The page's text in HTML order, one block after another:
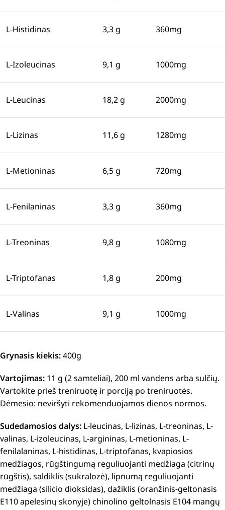
L-Histidinas 3,3 g 360mg
L-Izoleucinas 9,1 g 1000mg
L-Leucinas 18,2 g 2000mg
L-Lizinas 11,6 g 1280mg
L-Metioninas 6,5 g 720mg
L-Fenilaninas 3,3 g 360mg
L-Treoninas 9,8 g 1080mg
L-Triptofanas 1,8 g 200mg
L-Valinas 9,1 g 1000mg
Grynasis kiekis:400g
Vartojimas: 11 g (2 samteliai), 200 ml vandens arba sulčių.
Vartokite prieš treniruotę ir porciją po treniruotės.
Dėmesio: neviršyti rekomenduojamos dienos normos.
Sudedamosios dalys: L-leucinas, L-lizinas, L-treoninas, L-
valinas, L-izoleucinas, L-argininas, L-metioninas, L-
fenilalaninas, L-histidinas, L-triptofanas, kvapiosios
medžiagos, rūgštingumą reguliuojanti medžiaga (citrinų
rūgštis), saldiklis (sukralozė), lipnumą reguliuojanti
medžiaga (silicio dioksidas), dažiklis (oranžinis-geltonasis
E110 apelesinų skonyje) chinolino geltolnasis E104 mangų